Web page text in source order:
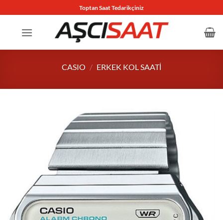
atla
Toptan Saat Tedarikçiniz
CASIO / ERKEK KOL SAATI